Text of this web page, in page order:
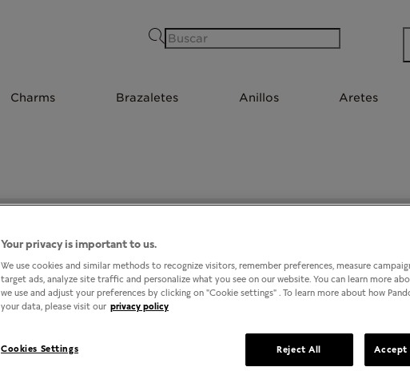
Buscar
Charms Brazaletes Anillos Aretes
Your privacy is important to us.
We use cookies and similar methods to recognize visitors, remember preferences, measure
target ads, analyze site traffic and personalize what you see on our website. You can learn more
we use and adjust your preferences by clicking on "Cookie settings" . To learn more about how
your data, please visit our privacy policy
Cookies Settings Reject All Accept